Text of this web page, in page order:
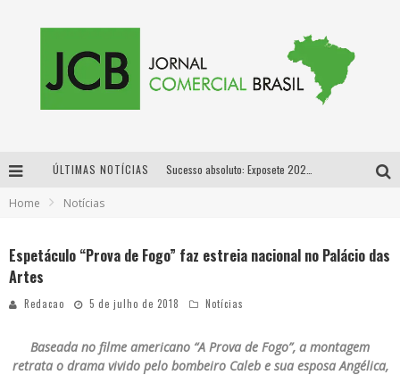
ÚLTIMAS NOTÍCIAS
Home Notícias
Espetáculo “Prova de Fogo” faz estreia nacional no Palácio das
Artes
Redacao 5 de julho de 2018 Notícias
Baseada no filme americano “A Prova de Fogo”, a montagem
retrata o drama vivido pelo bombeiro Caleb e sua esposa Angélica,